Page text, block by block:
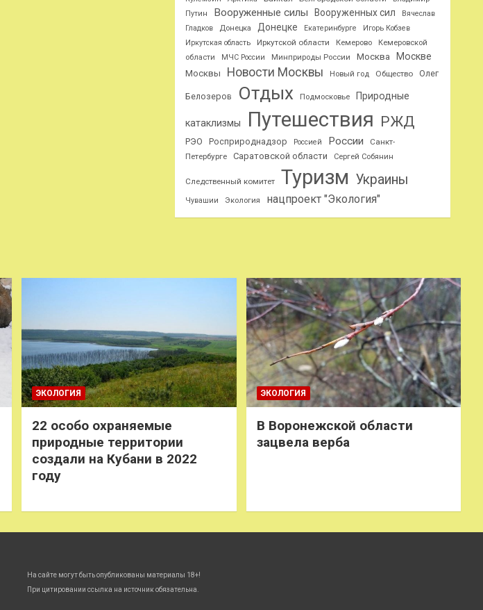
Путин
Вооруженные силы Вооруженных сил
Вячеслав
Гладков
Донецка Донецке Екатеринбурге
Игорь Кобзев
Иркутская область
Иркутской области Кемерово
Кемеровской
области
МЧС России Минприроды России Москва Москве
Москвы Новости Москвы Новый год Общество Олег
Белозеров Отдых Подмосковье Природные
катаклизмы Путешествия РЖД
РЭО Росприроднадзор Россией России
Санкт-
Петербурге
Саратовской области Сергей Собянин
Следственный комитет Туризм Украины
Чувашии Экология нацпроект "Экология"
ЭКОЛОГИЯ
22 особо охраняемые
природные территории
создали на Кубани в 2022
году
ЭКОЛОГИЯ
В Воронежской области
зацвела верба
На сайте могут быть опубликованы материалы 18+!
При цитировании ссылка на источник обязательна.